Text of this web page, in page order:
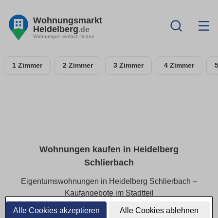
Alle Cookies akzeptieren Alle Cookies ablehnen
Wohnungsmarkt
Heidelberg.de
Wohnungen einfach finden
1 Zimmer 2 Zimmer 3 Zimmer 4 Zimmer
Wohnungen kaufen in Heidelberg
Schlierbach
Eigentumswohnungen in Heidelberg Schlierbach –
Kaufangebote im Stadtteil
In Heidelberg Schlierbach finden Käufer attraktive